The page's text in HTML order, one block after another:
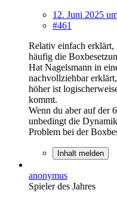
12. Juni 2025
#461
Relativ einfach erklärt,
häufig die
Hat Nagelsmann in
nachvollziehbar
höher ist
kommt.
Wenn du aber auf der
unbedingt die
Problem bei der
Inhalt melden
anonymus
Spieler des Jahres